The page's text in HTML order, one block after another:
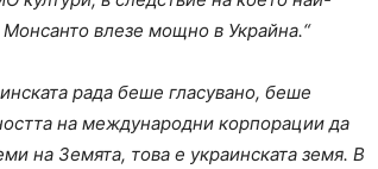
влезе мощно в Украйна.“
рада беше гласувано, беше
на международни корпорации да
на Земята, това е украинската земя. В